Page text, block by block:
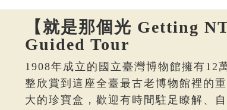
【就是那個光 Getting
Guided Tour
1908年成立的國立臺灣博物館擁有12
整欣賞到這座全臺最古老博物館裡的
大的珍寶盒，歡迎有時間駐足瞭解、